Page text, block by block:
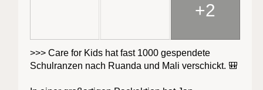
+2
>>> Care for Kids hat fast 1000 gespendete
Schulranzen nach Ruanda und Mali verschickt. 🎒